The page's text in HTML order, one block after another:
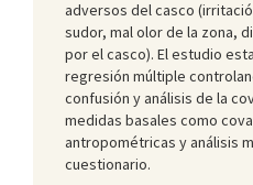
adversos del casco
sudor, mal olor de la zona,
por el casco). El estudio
regresión múltiple
confusión y análisis de la
medidas basales como
antropométricas y análisis
cuestionario.